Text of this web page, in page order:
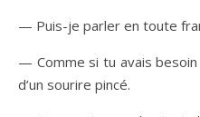
— Puis-je parler en toute
— Comme si tu avais besoin
d’un sourire pincé.